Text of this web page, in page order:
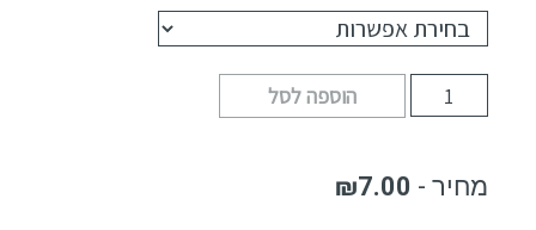
הוספה לסל
₪7.00